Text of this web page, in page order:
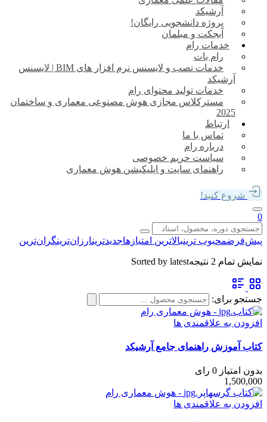
آرشیکد
پروژه دانشجویی رایگان!
آبجکت و مبلمان
خدمات رام
رام بات
خدمات نصب و لایسنس نرم افزار های BIM | لایسنس
آرشیکد
خدمات تولید محتوای رام
مسترکلاس مجازی هوش مصنوعی معماری و ساختمان
2025​
ارتباط
تماس با ما
درباره رام
سیاست حریم خصوصی
راهنمای سایت و اپلیکیشن هوش معماری
شروع کنید!
0
پیش‌فرضمحبوب ترینبالاترین امتیازهاجدیدترینارزان‌ترینگران‌ترین
نمایش تمام 2 نتیجه Sorted by latest
جستجو برای:
افزودن به علاقمندی ها
کتاب آموزش راهنمای جامع آرشیکد
بدون امتیاز 0 رای
1,500,000
افزودن به علاقمندی ها